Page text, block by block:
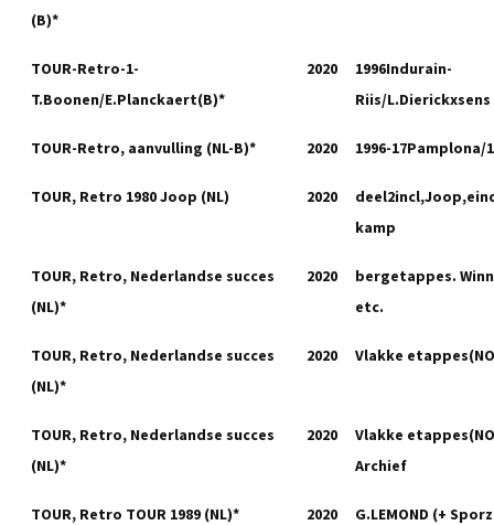
(B)*
TOUR-Retro-1-
T.Boonen/E.Planckaert(B)*
2020
1996Indurain-
Riis/L.Dierickxsens
TOUR-Retro, aanvulling (NL-B)* 2020 1996-17Pamplona/
TOUR, Retro 1980 Joop (NL) 2020
kamp
TOUR, Retro, Nederlandse succes
(NL)*
2020
bergetappes.
etc.
TOUR, Retro, Nederlandse succes
(NL)*
2020 Vlakke
TOUR, Retro, Nederlandse succes
(NL)*
2020
Vlakke
Archief
TOUR, Retro TOUR 1989 (NL)* 2020 G.LEMOND (+